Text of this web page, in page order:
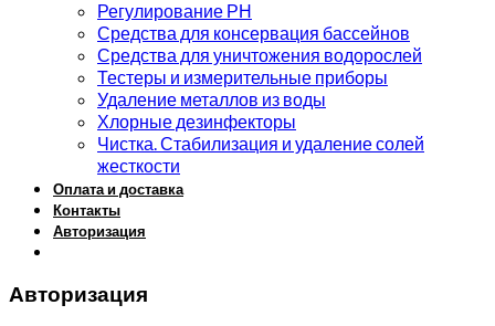
Регулирование РН
Средства для консервация бассейнов
Средства для уничтожения водорослей
Тестеры и измерительные приборы
Удаление металлов из воды
Хлорные дезинфекторы
Чистка. Стабилизация и удаление солей
жесткости
Оплата и доставка
Контакты
Авторизация
Авторизация